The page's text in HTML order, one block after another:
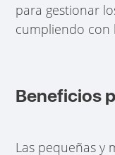
para gestionar
cumpliendo con
Beneficios
Las pequeñas y